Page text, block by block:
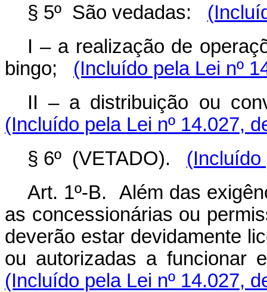
§ 5º São vedadas:
I – a realização de
bingo;
(Incluído pela Lei nº
II – a distribuição ou
(Incluído pela Lei nº 14.027,
§ 6º (VETADO).
(Incluído
Art. 1º-B. Além das
as concessionárias ou
deverão estar devidamente
ou autorizadas a funcionar
(Incluído pela Lei nº 14.027,